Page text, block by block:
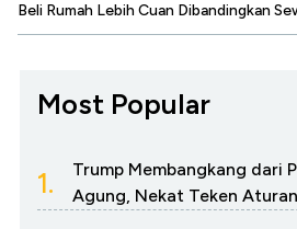
Beli Rumah Lebih Cuan Dibandingkan
Most Popular
1.
Trump Membangkang dari
Agung, Nekat Teken